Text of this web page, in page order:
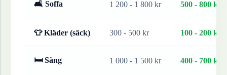
🛋 Soffa 1 200 - 1 800 kr 500 - 800 kr
👕 Kläder (säck) 300 - 500 kr 100 - 200 kr
🛏 Säng 1 000 - 1 500 kr 400 - 700 kr